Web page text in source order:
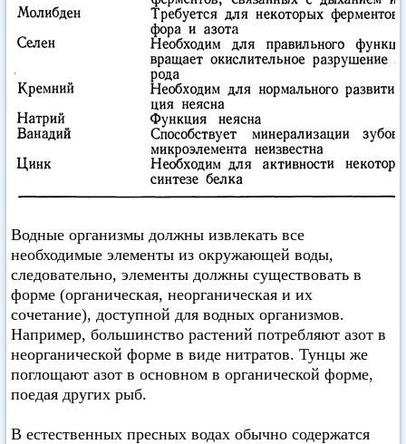
Водные организмы должны извлекать все
необходимые элементы из окружающей воды,
следовательно, элементы должны существовать в
форме (органическая, неорганическая и их
сочетание), доступной для водных организмов.
Например, большинство растений потребляют азот в
неорганической форме в виде нитратов. Тунцы же
поглощают азот в основном в органической форме,
поедая других рыб.
В естественных пресных водах обычно содержатся